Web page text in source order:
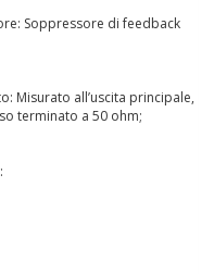
Soppressore di feedback
Misurato all’uscita principale,
terminato a 50 ohm;